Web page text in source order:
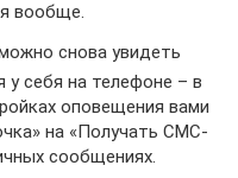
вообще.
снова увидеть
себя на телефоне – в
оповещения вами
на «Получать СМС-
сообщениях.